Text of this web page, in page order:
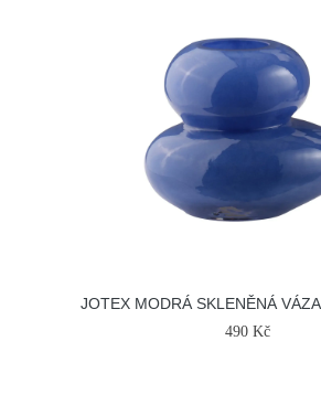
JOTEX MODRÁ SKLENĚNÁ
490 Kč